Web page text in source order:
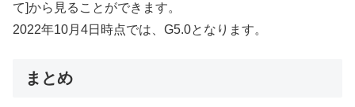
て]から見ることができます。
2022年10月4日時点では、G5.0となります。
まとめ